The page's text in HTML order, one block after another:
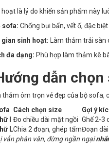
hoạt là lý do khiến sản phẩm này
sofa: Chống bụi bẩn, vết ố, đặc
gian sinh hoạt: Làm thảm trải sàn
đa dạng: Phù hợp làm thảm kê
dẫn
thảm ôm trọn vẻ đẹp của bộ sofa,
Cách chọn size
Gợi ý
I
Đo chiều dài mặt ngồi Ghế 2-3
LChia 2 đoạn, ghép tấmĐoạn
vẫn phân vân, đừng ngần ngại